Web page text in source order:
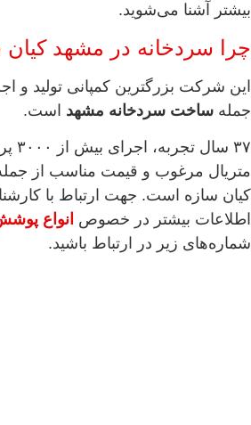
بیشتر آشنا می‌شوید.
چرا سردخانه در مشهد کیان
این شرکت بزرگترین کمپانی تولید و
جمله ساخت سردخانه مشهد است.
۳۷
متریال مرغوب و قیمت مناسب از
کیان سازه است. جهت ارتباط با
اطلاعات بیشتر در خصوص انواع
شماره‌های زیر در ارتباط باشید.